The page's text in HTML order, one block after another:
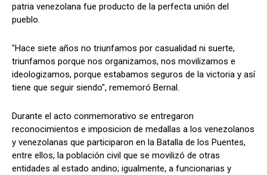
patria venezolana fue producto de la perfecta unión del
pueblo.
"Hace siete años no triunfamos por casualidad ni suerte,
triunfamos porque nos organizamos, nos movilizamos e
ideologizamos, porque estabamos seguros de la victoria y así
tiene que seguir siendo", rememoró Bernal.
Durante el acto conmemorativo se entregaron
reconocimientos e imposicion de medallas a los venezolanos
y venezolanas que participaron en la Batalla de los Puentes,
entre ellos, la población civil que se movilizó de otras
entidades al estado andino; igualmente, a funcionarias y